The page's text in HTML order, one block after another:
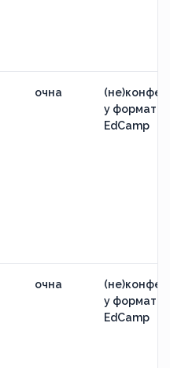
очна
у форматі
EdCamp
очна
у форматі
EdCamp